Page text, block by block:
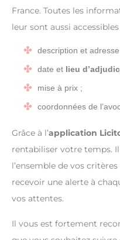
France. Toutes les
leur sont aussi accessibles
description et
date et lieu
mise à prix ;
coordonnées de
Grâce à l’application
rentabiliser votre temps.
l’ensemble de vos
recevoir une alerte à
vos attentes.
Il vous est fortement